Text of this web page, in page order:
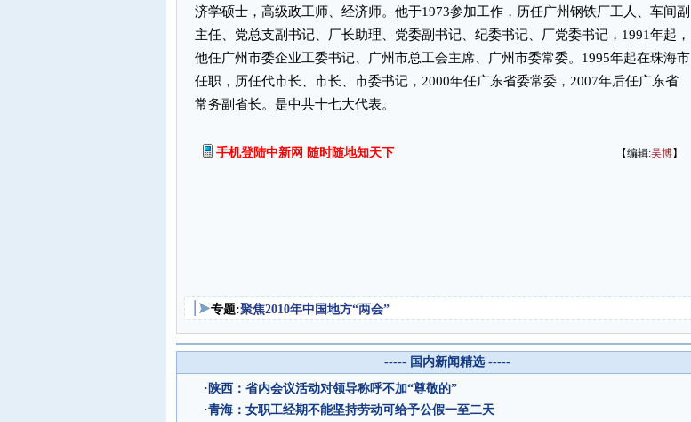
济学硕士，高级政工师、经济师。他于1973参加工作，历任广州钢铁厂工人、车间副
主任、党总支副书记、厂长助理、党委副书记、纪委书记、厂党委书记，1991年起，
他任广州市委企业工委书记、广州市总工会主席、广州市委常委。1995年起在珠海市
任职，历任代市长、市长、市委书记，2000年任广东省委常委，2007年后任广东省
常务副省长。是中共十七大代表。
手机登陆中新网 随时随地知天下 【编辑:吴博】
专题:聚焦2010年中国地方“两会”
----- 国内新闻精选 -----
· 陕西：省内会议活动对领导称呼不加“尊敬的”
·青海：女职工经期不能坚持劳动可给予公假一至二天